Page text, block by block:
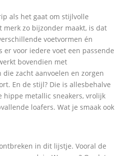
als het gaat om stijlvolle
merk zo bijzonder maakt, is dat
voetvormen én
voor iedere voet een passende
bovendien met
zacht aanvoelen en zorgen
En de stijl? Die is allesbehalve
hippe metallic sneakers, vrolijk
loafers. Wat je smaak ook
in dit lijstje. Vooral de